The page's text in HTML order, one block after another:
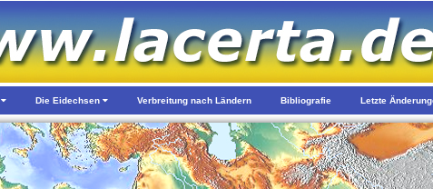
Die Eidechsen Verbreitung nach Ländern Bibliografie Letzte